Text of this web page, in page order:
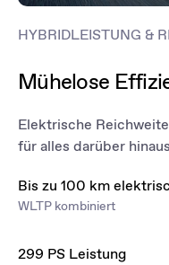
HYBRIDLEISTUNG &
Mühelose
Elektrische
für alles darüber
Bis zu 100 km
WLTP kombiniert
299 PS Leistung